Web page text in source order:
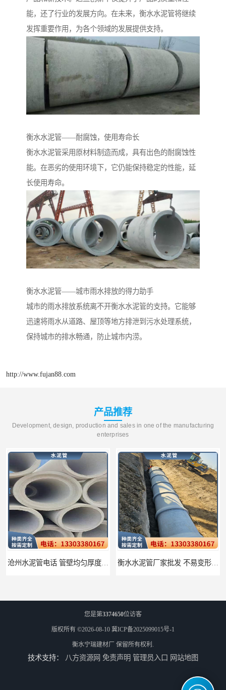
能，还了行业的发展方向。在未来，衡水水泥管将继续
发挥重要作用，为各个领域的发展提供支持。
衡水水泥管——耐腐蚀，使用寿命长
衡水水泥管采用原材料制造而成，具有出色的耐腐蚀性
能。在恶劣的使用环境下，它仍能保持稳定的性能，延
长使用寿命。
衡水水泥管——城市雨水排放的得力助手
城市的雨水排放系统离不开衡水水泥管的支持。它能够
迅速将雨水从道路、屋顶等地方排泄到污水处理系统，
保持城市的排水畅通，防止城市内涝。
http://www.fujan88.com
产品推荐
Development, design, production and sales in one of the manufacturing
enterprises
沧州水泥管电话 管壁均匀厚度一致 衡水水泥管厂家批发 不易变形结构稳定
您是第3374650位访客
版权所有 ©2026-08-10 冀ICP备2025099015号-1
衡水宁瑞建材厂 保留所有权利.
技术支持： 八方资源网 免责声明 管理员入口 网站地图